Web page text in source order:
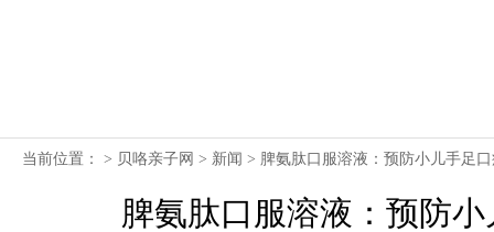
当前位置： > 贝咯亲子网 > 新闻 > 脾氨肽口服溶液：预防小儿手足
脾氨肽口服溶液：预防